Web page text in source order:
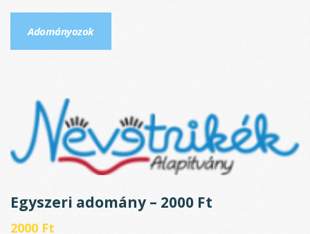
Adományozok
Egyszeri adomány – 2000 Ft
2000 Ft